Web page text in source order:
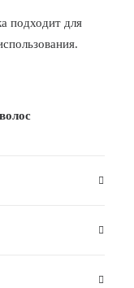
подходит для